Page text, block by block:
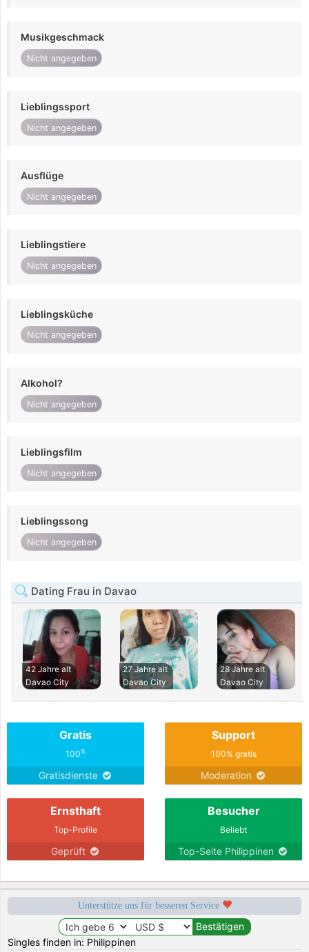
Musikgeschmack
Nicht angegeben
Lieblingssport
Nicht angegeben
Ausflüge
Nicht angegeben
Lieblingstiere
Nicht angegeben
Lieblingsküche
Nicht angegeben
Alkohol?
Nicht angegeben
Lieblingsfilm
Nicht angegeben
Lieblingssong
Nicht angegeben
Dating Frau in Davao
42 Jahre alt
Davao City
27 Jahre alt
Davao City
28 Jahre alt
Davao City
Gratis
100%
Gratisdienste
Support
100% gratis
Moderation
Ernsthaft
Top-Profile
Geprüft
Besucher
Beliebt
Top-Seite Philippinen
Unterstütze uns für besseren Service
Singles finden in: Philippinen